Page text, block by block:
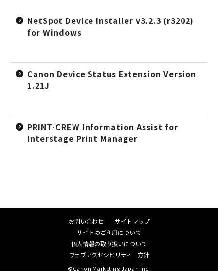
NetSpot Device Installer v3.2.3 (r3202)
for Windows
Canon Device Status Extension Version
1.21J
PRINT-CREW Information Assist for
Interstage Print Manager
お問い合わせ
サイトマップ
サイトのご利用について
個人情報の取り扱いについて
ウェブアクセシビリティ―方針
©Canon Marketing Japan Inc.